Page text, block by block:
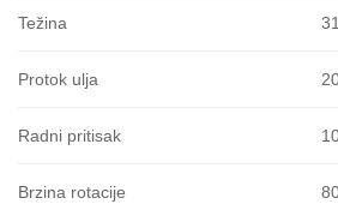
Težina
Protok ulja
Radni pritisak
Brzina rotacije